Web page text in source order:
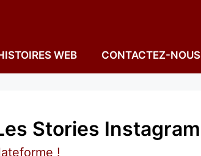
WEB CONTACTEZ-NOUS
Stories Instagram
!